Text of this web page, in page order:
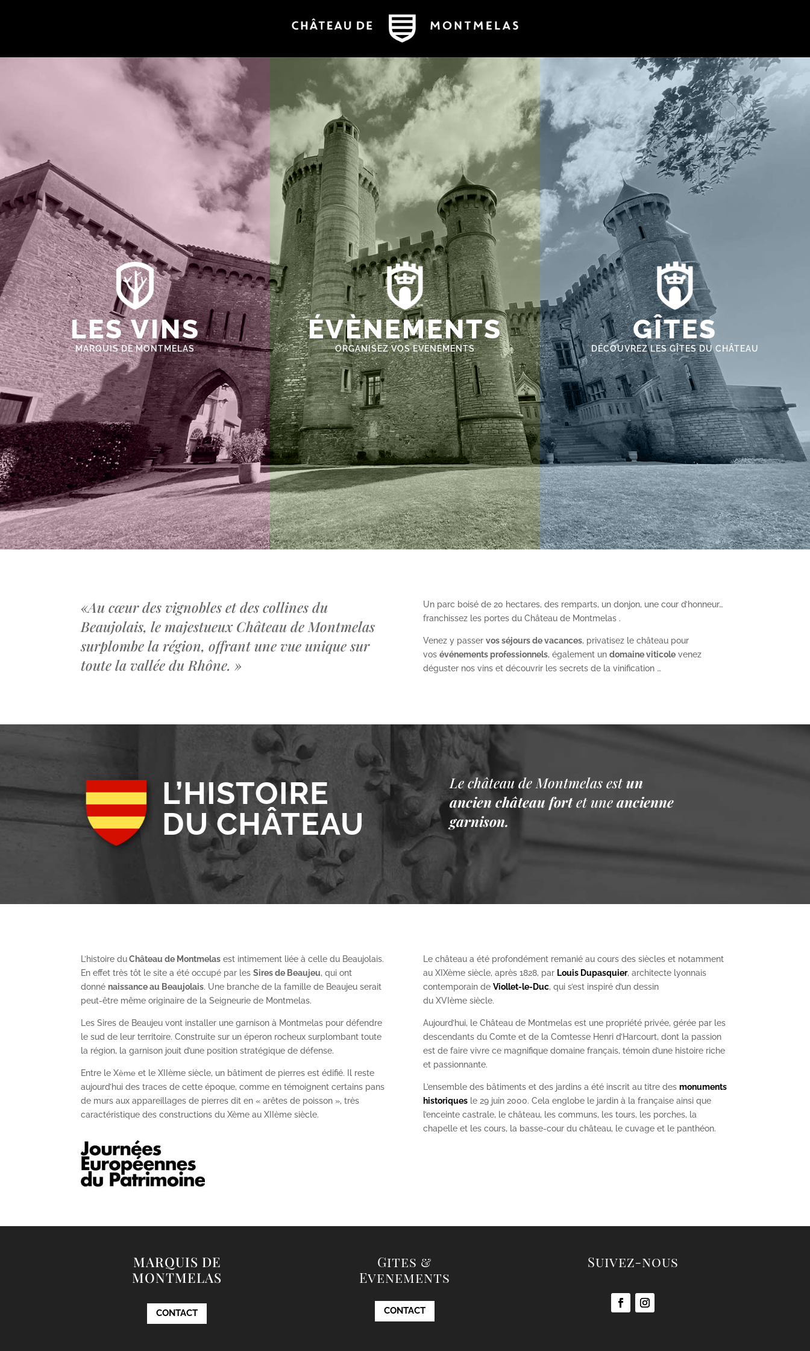
LES VINS
MARQUIS DE MONTMELAS
ÉVÈNEMENTS
ORGANISEZ VOS EVENEMENTS
GÎTES
DÉCOUVREZ LES GÎTES DU CHÂTEAU
«Au cœur des vignobles et des collines du
Beaujolais, le majestueux Château de Montmelas
surplombe la région, offrant une vue unique sur
toute la vallée du Rhône. »
Un parc boisé de 20 hectares, des remparts, un donjon, une cour d’honneur…
franchissez les portes du Château de Montmelas .
Venez y passer vos séjours de vacances, privatisez le château pour
vos événements professionnels, également un domaine viticolevenez
déguster nos vins et découvrir les secrets de la vinification …
L’HISTOIRE
DU CHÂTEAU
Le château de Montmelas est un
ancien château fort et une ancienne
garnison.
L’histoire duChâteau de Montmelas est intimement liée à celle du Beaujolais.
En effet très tôt le site a été occupé par lesSires de Beaujeu, qui ont
donné naissance au Beaujolais. Une branche de la famille de Beaujeu serait
peut-être même originaire de la Seigneurie de Montmelas.
Les Sires de Beaujeu vont installer une garnison à Montmelas pour défendre
le sud de leur territoire. Construite sur un éperon rocheux surplombant toute
la région, la garnison jouit d’une position stratégique de défense.
Entre le Xème et le XIIème siècle, un bâtiment de pierres est édifié. Il reste
aujourd’hui des traces de cette époque, comme en témoignent certains pans
de murs aux appareillages de pierres dit en « arêtes de poisson », très
caractéristique des constructions du Xème au XIIème siècle.
Le château a été profondément remanié au cours des siècles et notamment
au XIXèmesiècle, après 1828, par Louis Dupasquier, architecte lyonnais
contemporain de Viollet-le-Duc, qui s’est inspiré d’un dessin
du XVI èmesiècle.
Aujourd’hui, le Château de Montmelas est une propriété privée, gérée par les
descendants du Comte et de la Comtesse Henri d’Harcourt, dont la passion
est de faire vivre ce magnifique domaine français, témoin d’une histoire riche
et passionnante.
L’ensemble des bâtiments et des jardins a été inscrit au titre des monuments
historiquesle 29 juin 2000. Cela englobe le jardin à la française ainsi que
l’enceinte castrale, le château, les communs, les tours, les porches, la
chapelle et les cours, la basse-cour du château, le cuvage et le panthéon.
MARQUIS DE
MONTMELAS
CONTACT
Gites &
Evenements
CONTACT
Suivez-nous